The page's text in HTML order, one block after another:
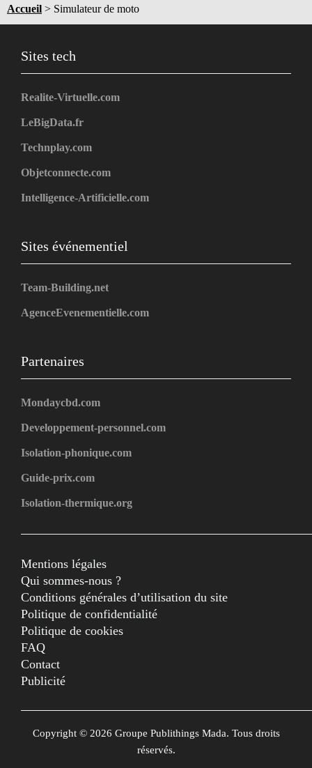
Accueil > Simulateur de moto
Sites tech
Realite-Virtuelle.com
LeBigData.fr
Technplay.com
Objetconnecte.com
Intelligence-Artificielle.com
Sites événementiel
Team-Building.net
AgenceEvenementielle.com
Partenaires
Mondaycbd.com
Developpement-personnel.com
Isolation-phonique.com
Guide-prix.com
Isolation-thermique.org
Mentions légales
Qui sommes-nous ?
Conditions générales d’utilisation du site
Politique de confidentialité
Politique de cookies
FAQ
Contact
Publicité
Copyright © 2026 Groupe Publithings Mada. Tous droits
réservés.